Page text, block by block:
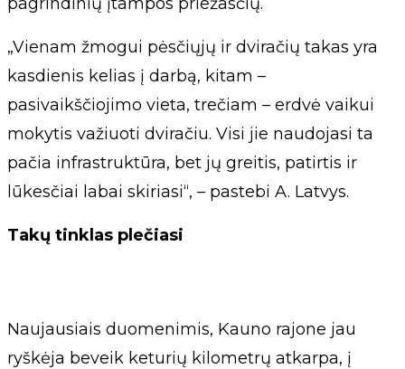
„Vienam žmogui pėsčiųjų ir dviračių takas yra
kasdienis kelias į darbą, kitam –
pasivaikščiojimo vieta, trečiam – erdvė vaikui
mokytis važiuoti dviračiu. Visi jie naudojasi ta
pačia infrastruktūra, bet jų greitis, patirtis ir
lūkesčiai labai skiriasi“, – pastebi A. Latvys.
Takų tinklas plečiasi
Naujausiais duomenimis, Kauno rajone jau
ryškėja beveik keturių kilometrų atkarpa, į